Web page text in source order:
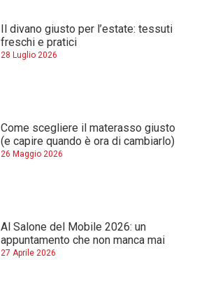
Il divano giusto per l’estate: tessuti
freschi e pratici
28 Luglio 2026
Come scegliere il materasso giusto
(e capire quando è ora di cambiarlo)
26 Maggio 2026
Al Salone del Mobile 2026: un
appuntamento che non manca mai
27 Aprile 2026